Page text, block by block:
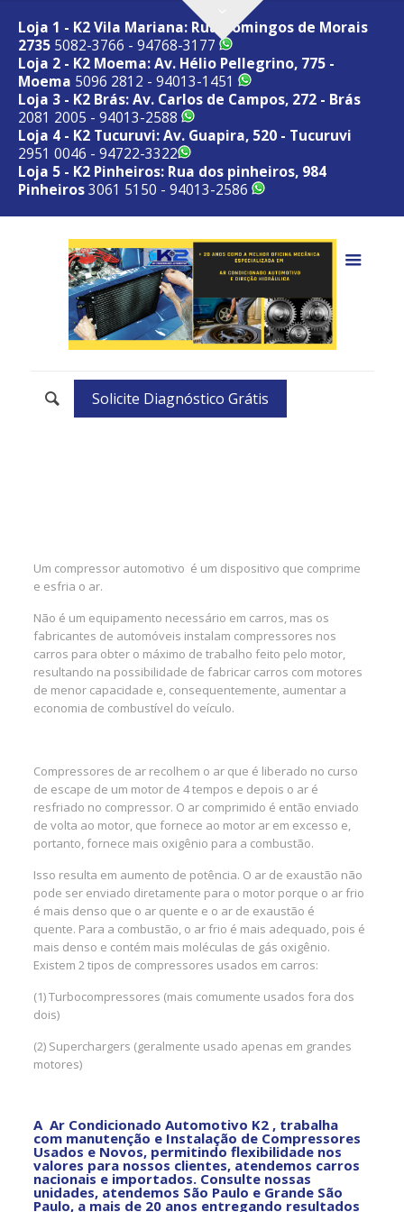
Loja 1 - K2 Vila Mariana: Rua Domingos de Morais
2735 5082-3766 - 94768-3177
Loja 2 - K2 Moema: Av. Hélio Pellegrino, 775 -
Moema 5096 2812 - 94013-1451
Loja 3 - K2 Brás: Av. Carlos de Campos, 272 - Brás
2081 2005 - 94013-2588
Loja 4 - K2 Tucuruvi: Av. Guapira, 520 - Tucuruvi
2951 0046 - 94722-3322
Loja 5 - K2 Pinheiros: Rua dos pinheiros, 984
Pinheiros3061 5150 - 94013-2586
Solicite Diagnóstico Grátis
Um compressor automotivo é um dispositivo que comprime
e esfria o ar.
Não é um equipamento necessário em carros, mas os
fabricantes de automóveis instalam compressores nos
carros para obter o máximo de trabalho feito pelo motor,
resultando na possibilidade de fabricar carros com motores
de menor capacidade e, consequentemente, aumentar a
economia de combustível do veículo.
Compressores de ar recolhem o ar que é liberado no curso
de escape de um motor de 4 tempos e depois o ar é
resfriado no compressor. O ar comprimido é então enviado
de volta ao motor, que fornece ao motor ar em excesso e,
portanto, fornece mais oxigênio para a combustão.
Isso resulta em aumento de potência. O ar de exaustão não
pode ser enviado diretamente para o motor porque o ar frio
é mais denso que o ar quente e o ar de exaustão é
quente. Para a combustão, o ar frio é mais adequado, pois é
mais denso e contém mais moléculas de gás oxigênio.
Existem 2 tipos de compressores usados em carros:
(1) Turbocompressores (mais comumente usados fora dos
dois)
(2) Superchargers (geralmente usado apenas em grandes
motores)
A Ar Condicionado Automotivo K2 , trabalha
com manutenção e Instalação de Compressores
Usados e Novos, permitindo flexibilidade nos
valores para nossos clientes, atendemos carros
nacionais e importados. Consulte nossas
unidades, atendemos São Paulo e Grande São
Paulo, a mais de 20 anos entregando resultados